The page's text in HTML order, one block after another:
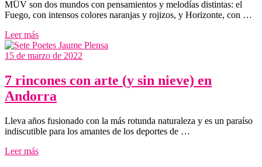
MÜV son dos mundos con pensamientos y melodías distintas: el
Fuego, con intensos colores naranjas y rojizos, y Horizonte, con …
Leer más
15 de marzo de 2022
7 rincones con arte (y sin nieve) en
Andorra
Lleva años fusionado con la más rotunda naturaleza y es un paraíso
indiscutible para los amantes de los deportes de …
Leer más